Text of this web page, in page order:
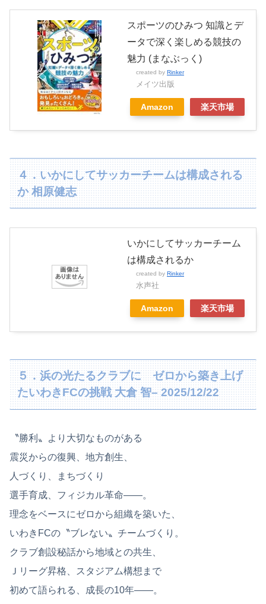
スポーツのひみつ 知識とデ
ータで深く楽しめる競技の
魅力 (まなぶっく)
created by Rinker
メイツ出版
Amazon 楽天市場
４．いかにしてサッカーチームは構成される
か 相原健志
いかにしてサッカーチーム
は構成されるか
created by Rinker
水声社
Amazon 楽天市場
５．浜の光たるクラブに ゼロから築き上げ
たいわきFCの挑戦 大倉 智– 2025/12/22
〝勝利〟より大切なものがある
震災からの復興、地方創生、
人づくり、まちづくり
選手育成、フィジカル革命――。
理念をベースにゼロから組織を築いた、
いわきFCの〝ブレない〟チームづくり。
クラブ創設秘話から地域との共生、
Ｊリーグ昇格、スタジアム構想まで
初めて語られる、成長の10年――。